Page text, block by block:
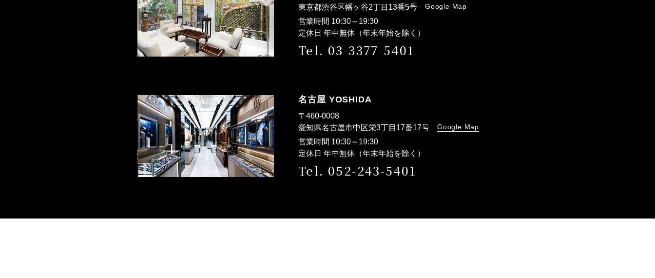
東京都渋谷区幡ヶ谷2丁目13番5号 Google Map
営業時間 10:30～19:30
定休日 年中無休（年末年始を除く）
Tel. 03-3377-5401
名古屋 YOSHIDA
〒460-0008
愛知県名古屋市中区栄3丁目17番17号 Google Map
営業時間 10:30～19:30
定休日 年中無休（年末年始を除く）
Tel. 052-243-5401